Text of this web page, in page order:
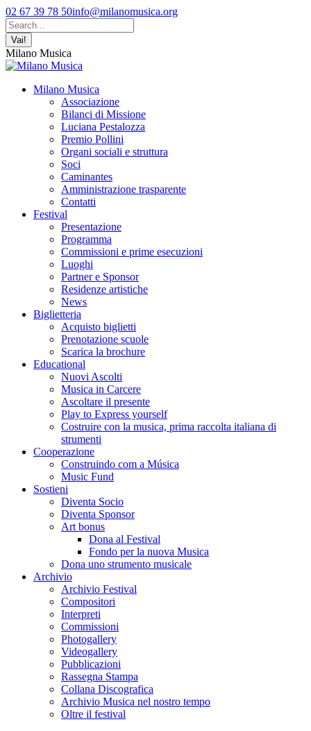
Vai
ai
contenuti
Facebook
page
opens
in
new
window
YouTube
page
opens
in
new
window
Instagram
page
opens
in
new
window
02 67 39 78 50info@milanomusica.org
Cerca:
Milano Musica
Milano Musica
Associazione
Bilanci di Missione
Luciana Pestalozza
Premio Pollini
Organi sociali e struttura
Soci
Caminantes
Amministrazione trasparente
Contatti
Festival
Presentazione
Programma
Commissioni e prime esecuzioni
Luoghi
Partner e Sponsor
Residenze artistiche
News
Biglietteria
Acquisto biglietti
Prenotazione scuole
Scarica la brochure
Educational
Nuovi Ascolti
Musica in Carcere
Ascoltare il presente
Play to Express yourself
Costruire con la musica, prima raccolta italiana di
strumenti
Cooperazione
Construindo com a Música
Music Fund
Sostieni
Diventa Socio
Diventa Sponsor
Art bonus
Dona al Festival
Fondo per la nuova Musica
Dona uno strumento musicale
Archivio
Archivio Festival
Compositori
Interpreti
Commissioni
Photogallery
Videogallery
Pubblicazioni
Rassegna Stampa
Collana Discografica
Archivio Musica nel nostro tempo
Oltre il festival